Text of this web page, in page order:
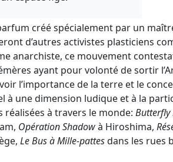
créé spécialement par un
d’autres activistes plasticiens
anarchiste, ce mouvement
ayant pour volonté de sortir
l’importance de la terre et le
une dimension ludique et à la
à travers le monde: Butterfly
Opération Shadowà Hiroshima,
Le Bus à Mille-pattesdans les rues